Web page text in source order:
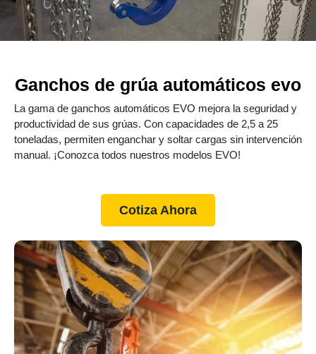
Ganchos de grúa automáticos evo
La gama de ganchos automáticos EVO mejora la seguridad y
productividad de sus grúas. Con capacidades de 2,5 a 25
toneladas, permiten enganchar y soltar cargas sin intervención
manual. ¡Conozca todos nuestros modelos EVO!
Cotiza Ahora